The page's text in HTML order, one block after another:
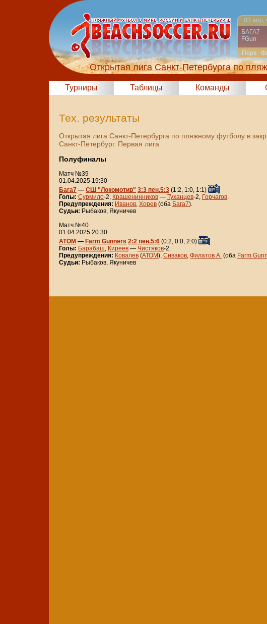
03 апр,
БАГА7
FGun
Перв
Открытая лига Санкт-Петербурга по
Турниры Таблицы Команды
Тех. результаты
Открытая лига Санкт-Петербурга по пляжному футболу в
Санкт-Петербург. Первая лига
Полуфиналы
Матч №39
01.04.2025 19:30
Бага7 — СШ "Локомотив" 3:3 пен.5:3 (1:2, 1:0, 1:1)
Голы: Сурмило-2, Крашенинников — Туханцев-2, Горчагов.
Предупреждения: Иванов, Хорев (оба Бага7).
Судьи: Рыбаков, Якуничев
Матч №40
01.04.2025 20:30
АТОМ — Farm Gunners 2:2 пен.5:6 (0:2, 0:0, 2:0)
Голы: Барабаш, Киреев — Чистяков-2.
Предупреждения: Ковалев (АТОМ), Сиваков, Филатов А. (оба Farm
Судьи: Рыбаков, Якуничев